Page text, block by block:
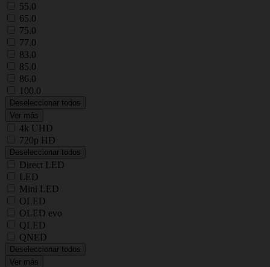
55.0
65.0
75.0
77.0
83.0
85.0
86.0
100.0
Deseleccionar todos
Ver más
4k UHD
720p HD
Deseleccionar todos
Direct LED
LED
Mini LED
OLED
OLED evo
QLED
QNED
Deseleccionar todos
Ver más